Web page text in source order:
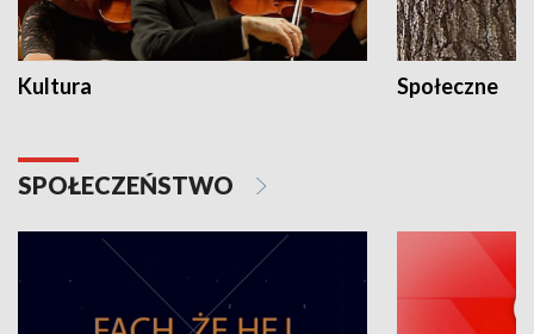
Kultura Społeczne
SPOŁECZEŃSTWO